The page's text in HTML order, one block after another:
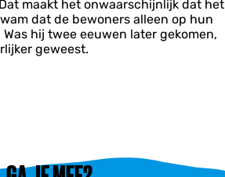
maakt het onwaarschijnlijk dat het
dat de bewoners alleen op hun
hij twee eeuwen later gekomen,
geweest.